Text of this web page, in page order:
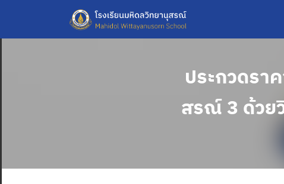
content
ประกวดรา
สรณ์ 3 ด้วย